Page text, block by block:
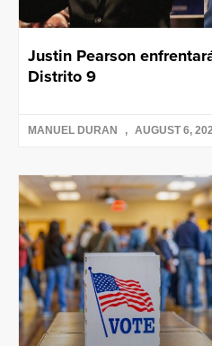
Justin Pearson
Distrito 9
MANUEL DURAN AUGUST 6,